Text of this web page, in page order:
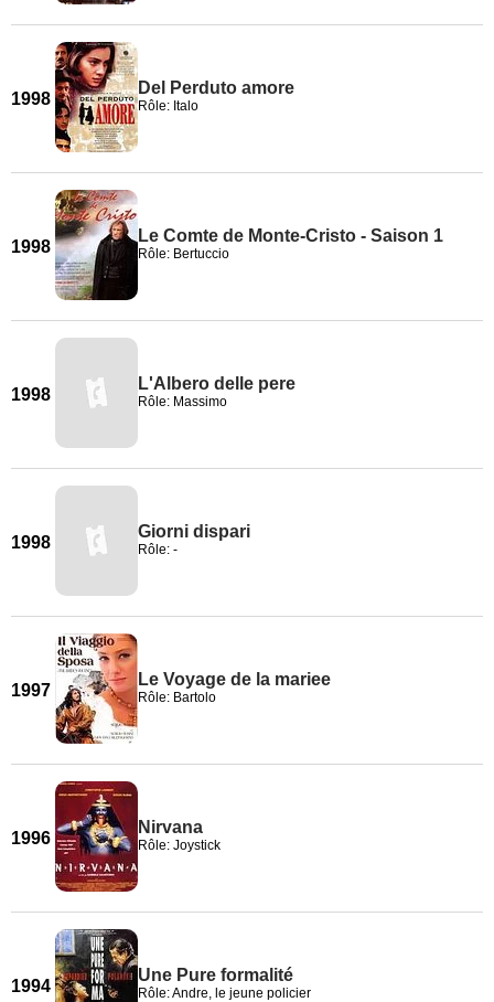
1998
Del Perduto amore
Rôle: Italo
1998
Le Comte de Monte-Cristo - Saison 1
Rôle: Bertuccio
1998
L'Albero delle pere
Rôle: Massimo
1998
Giorni dispari
Rôle: -
1997
Le Voyage de la mariee
Rôle: Bartolo
1996
Nirvana
Rôle: Joystick
1994
Une Pure formalité
Rôle: Andre, le jeune policier